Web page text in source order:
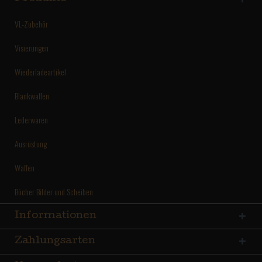
VL-Zubehör
Visierungen
Wiederladeartikel
Blankwaffen
Lederwaren
Ausrüstung
Waffen
Bücher Bilder und Scheiben
Informationen
Zahlungsarten